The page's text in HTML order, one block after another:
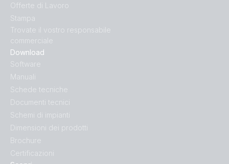
Li-NG VEBus BMS-NG Distributor Cerbo GX touch-50 SBP-
100 MPPT 100-50 SmartShunt DMC Orion XS
US-VAN Drawing VEBus BMS V2 MultiPlus-II 3kVA 12V 120V
Van-Motorhome Drawing 3 monitoring setups MultiPlus
Van-Motorhome Manual & Drawing 3 monitoring setups
MultiPlus 3kVA 12V 230V 50Hz Li SuperPack NG
VE.Bus BMS example with 3kW 12V MultiPlus 230V
Download
Software
Manuali
Schede tecniche
Documenti tecnici
Schemi di impianti
Dimensioni dei prodotti
Brochure
Certificazioni
Offerte di Lavoro
Stampa
Trovate il vostro responsabile
commerciale